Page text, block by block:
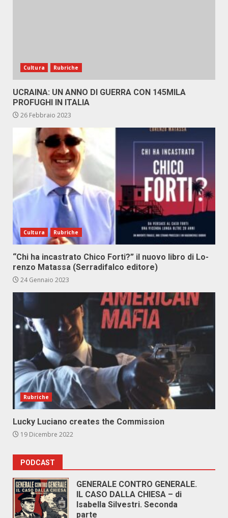
Cultura Rubriche
UCRAINA: UN ANNO DI GUERRA CON 145MILA
PROFUGHI IN ITALIA
26 Febbraio 2023
Cultura Rubriche
“Chi ha in­ca­stra­to Chi­co For­ti?” il nuo­vo li­bro di Lo­
ren­zo Ma­tas­sa (Ser­ra­di­fal­co edi­to­re)
24 Gennaio 2023
Rubriche
Lucky Luciano creates the Commission
19 Dicembre 2022
PODCAST
GENERALE CONTRO GENERALE.
IL CASO DALLA CHIESA – di
Isabella Silvestri. Seconda
parte